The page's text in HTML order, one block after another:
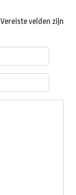
Vereiste velden zijn